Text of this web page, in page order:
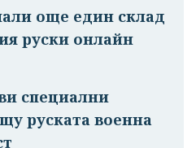
още един склад
руски онлайн
специални
руската военна